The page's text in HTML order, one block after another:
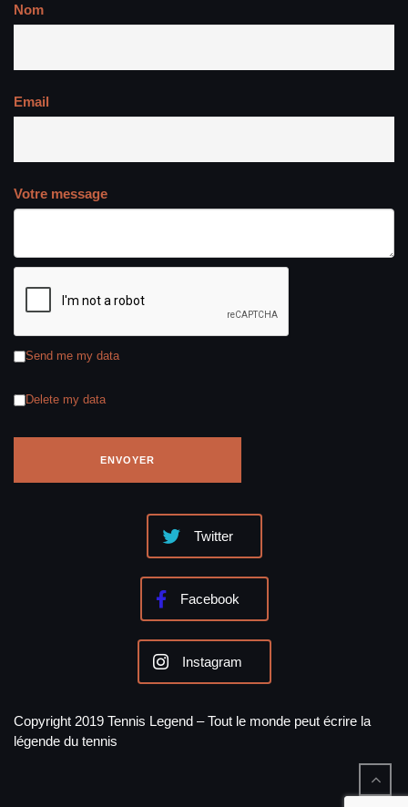
Nom
Email
Votre message
Send me my data
Delete my data
Twitter
Facebook
Instagram
Copyright 2019 Tennis Legend – Tout le monde peut écrire la
légende du tennis